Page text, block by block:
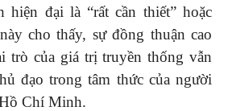
hiện đại là “rất cần thiết” hoặc
cho thấy, sự đồng thuận cao
trò của giá trị truyền thống vẫn
đạo trong tâm thức của người
Chí Minh.